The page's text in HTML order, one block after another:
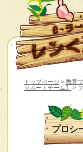
トップページ > 教育
サポートチーム】
>
プロシ